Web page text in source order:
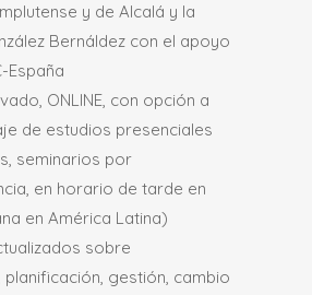
y de Alcalá y la
Bernáldez con el apoyo
España
ONLINE, con opción a
de estudios presenciales
seminarios por
en horario de tarde en
en América Latina)
sobre
gestión, cambio